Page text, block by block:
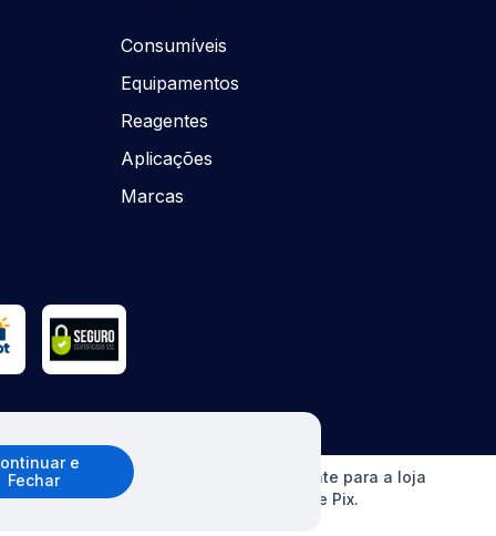
e
Fechar
Consumíveis
Equipamentos
Reagentes
Aplicações
Marcas
aviso prévio. Ofertas válidas somente para a loja
Elo e American Express), boleto e Pix.